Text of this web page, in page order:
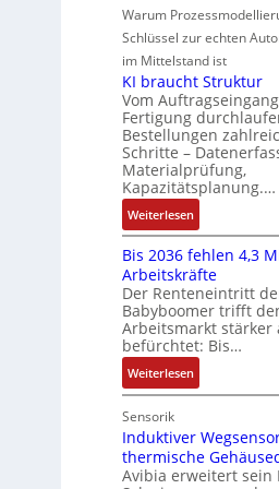
g
M
o
m
n
t
a
u
f
n
a
h
m
e
,
g
e
r
t
e
s
c
h
ä
f
t
s
f
ü
h
r
e
r
z
u
m
V
r
s
t
y
s
t
è
m
e
s
:
Q
2
E
r
g
e
b
n
i
s
e
b
e
e
u
r
V
e
r
t
r
i
e
b
s
-
u
n
d
M
a
e
t
Warum
Schlüssel zur echten
im Mittelstand ist
KI braucht Struktur
Vom
Fertigung
Bestellungen
Schritte –
Materialprüfung,
Kapazitätsplanung.…
Weiterlesen:
K
I
b
r
a
u
c
h
t
t
r
u
Bis 2036 fehlen 4,3
Arbeitskräfte
Der Renteneintritt
Babyboomer trifft
Arbeitsmarkt stärker
befürchtet: Bis…
Weiterlesen:
B
s
2
0
Sensorik
Induktiver
thermische
Avibia erweitert sein